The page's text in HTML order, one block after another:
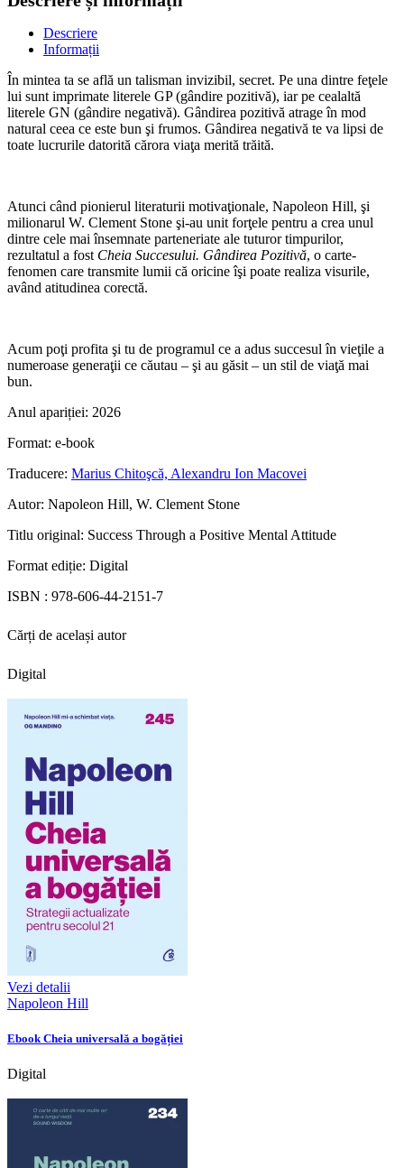
Descriere
Informații
În mintea ta se află un talisman invizibil, secret. Pe una dintre feţele
lui sunt imprimate literele GP (gândire pozitivă), iar pe cealaltă
literele GN (gândire negativă). Gândirea pozitivă atrage în mod
natural ceea ce este bun şi frumos. Gândirea negativă te va lipsi de
toate lucrurile datorită cărora viaţa merită trăită.
Atunci când pionierul literaturii motivaţionale, Napoleon Hill, şi
milionarul W. Clement Stone şi-au unit forţele pentru a crea unul
dintre cele mai însemnate parteneriate ale tuturor timpurilor,
rezultatul a fost Cheia Succesului. Gândirea Pozitivă, o carte-
fenomen care transmite lumii că oricine îşi poate realiza visurile,
având atitudinea corectă.
Acum poţi profita şi tu de programul ce a adus succesul în vieţile a
numeroase generaţii ce căutau – şi au găsit – un stil de viaţă mai
bun.
Anul apariției: 2026
Format: e-book
Traducere: Marius Chitoşcă, Alexandru Ion Macovei
Autor: Napoleon Hill, W. Clement Stone
Titlu original: Success Through a Positive Mental Attitude
Format ediție: Digital
ISBN : 978-606-44-2151-7
Cărți de același autor
Digital
Vezi detalii
Napoleon Hill
Ebook Cheia universală a bogăției
Digital